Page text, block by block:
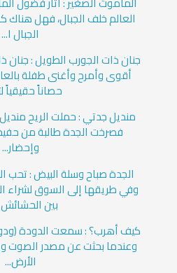
العالم خلف الجبال، فهل
الجبال ا...
جنان ذات الجورب الطويل :
أقوى وأمرح وأغنى طفلة
حصاناً
منديل جدتي : حملت الريح
فصرخت الجدة طالبة من
وإحضار...
الجدة صباح وسلة البيض : تحب
وفي طريقها إلى السوق لشراء
بين
كيف أهرب؟ : سمعت الدودة
وعندما بحثت عن مصدر الصوت
الأرض...